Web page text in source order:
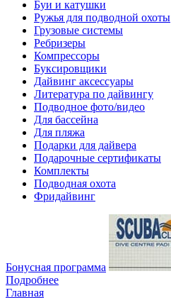
Буи и катушки
Ружья для подводной охоты
Грузовые системы
Ребризеры
Компрессоры
Буксировщики
Дайвинг аксессуары
Литература по дайвингу
Подводное фото/видео
Для бассейна
Для пляжа
Подарки для дайвера
Подарочные сертификаты
Комплекты
Подводная охота
Фридайвинг
Бонусная программа
Подробнее
Главная